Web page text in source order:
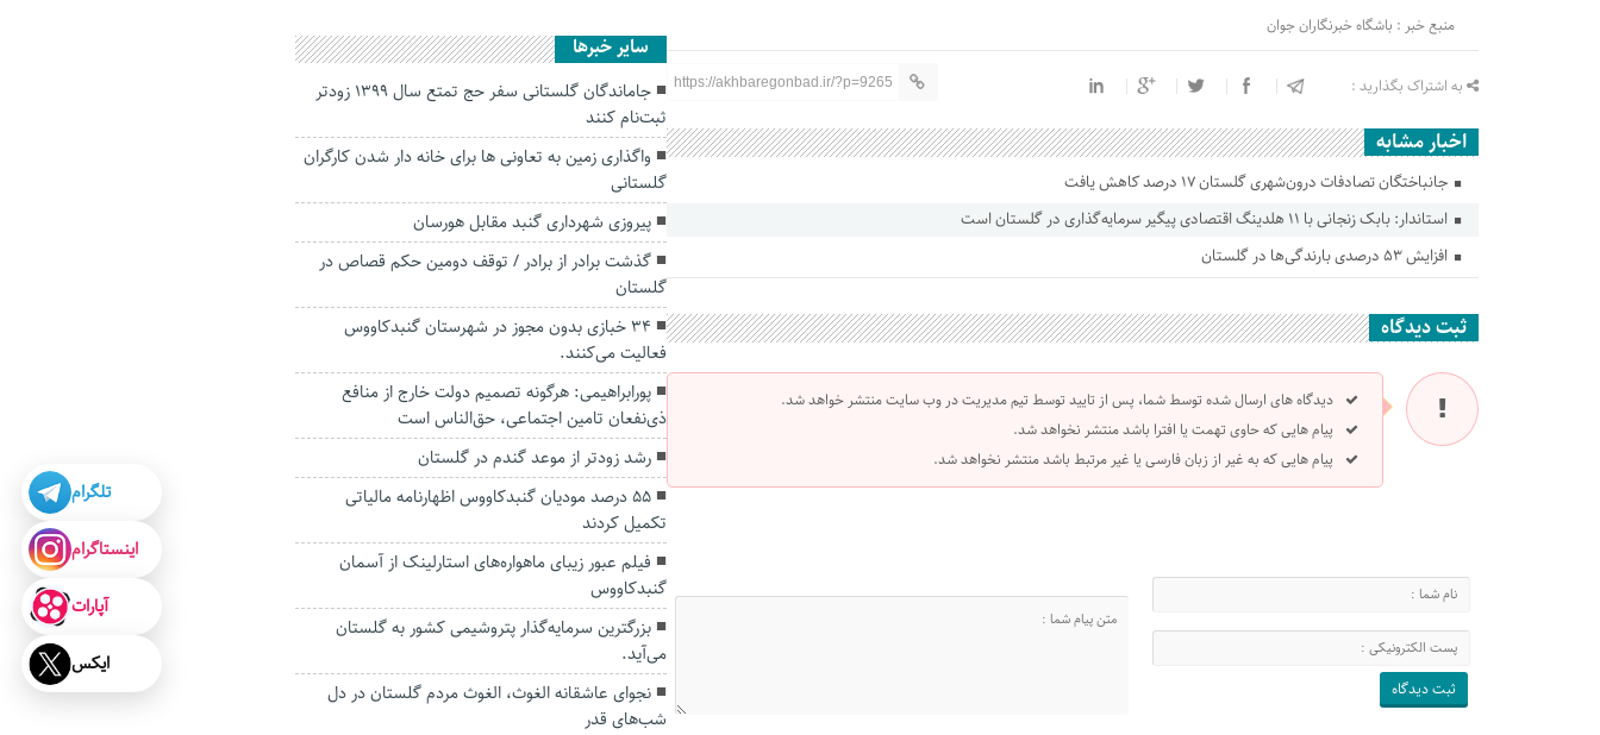
منبع خبر : باشگاه خبرنگاران جوان
به اشتراک بگذارید : https://akhbaregonbad.ir/?p=9265
اخبار مشابه
جانباختگان تصادفات درون‌شهری گلستان ۱۷ درصد کاهش یافت
استاندار: بابک زنجانی با ۱۱ هلدینگ اقتصادی پیگیر سرمایه‌گذاری در گلستان است
افزایش ۵۳ درصدی بارندگی‌ها در گلستان
ثبت دیدگاه
دیدگاه های ارسال شده توسط شما، پس از تایید توسط تیم مدیریت در وب سایت منتشر خواهد شد.
پیام هایی که حاوی تهمت یا افترا باشد منتشر نخواهد شد.
پیام هایی که به غیر از زبان فارسی یا غیر مرتبط باشد منتشر نخواهد شد.
سایر خبرها
جاماندگان گلستانی سفر حج تمتع سال ۱۳۹۹ زودتر
ثبت‌نام کنند
واگذاری زمین به تعاونی ها برای خانه دار شدن کارگران
گلستانی
پیروزی شهرداری گنبد مقابل هورسان
گذشت برادر از برادر / توقف دومین حکم قصاص در
گلستان
۳۴ خبازی بدون مجوز در شهرستان گنبدکاووس
فعالیت می‌کنند.
پورابراهیمی: هرگونه تصمیم دولت خارج از منافع
ذی‌نفعان تامین اجتماعی، حق‌الناس است
رشد زودتر از موعد گندم در گلستان
۵۵ درصد مودیان گنبدکاووس اظهارنامه مالیاتی
تکمیل کردند
فیلم عبور زیبای ماهواره‌های استارلینک از آسمان
گنبدکاووس
بزرگترین سرمایه‌گذار پتروشیمی کشور به گلستان
می‌آید.
نجوای عاشقانه الغوث، الغوث مردم گلستان در دل
شب‌های قدر
تلگرام
اینستاگرام
آپارات
ایکس